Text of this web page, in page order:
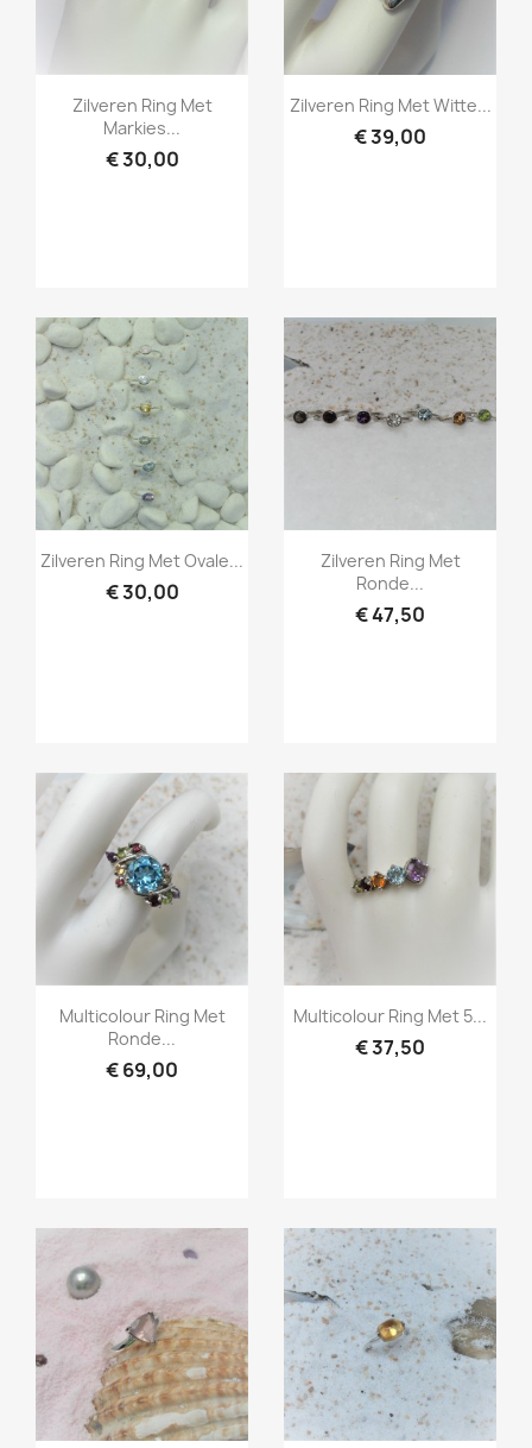
Snel bekijken
Zilveren Ring Met
Markies...
€ 30,00
Snel bekijken
Zilveren Ring Met Witte...
€ 39,00
Snel bekijken
Zilveren Ring Met Ovale...
€ 30,00
Snel bekijken
Zilveren Ring Met
Ronde...
€ 47,50
Snel bekijken
Multicolour Ring Met
Ronde...
€ 69,00
Snel bekijken
Multicolour Ring Met 5...
€ 37,50